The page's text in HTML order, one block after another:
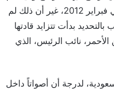
تعيينه رئيساً لفترة انتقالية مدتها سنتان كجزء من مبادرة الخليج في فبراير 2012، غير أن ذلك لم
بدأت تتزايد قادتها
نائب الرئيس، الذي
لدرجة أن أصواتاً داخل